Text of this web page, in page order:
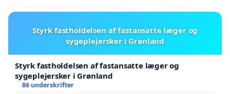
Styrk fastholdelsen af fastansatte læger og
sygeplejersker i Grønland
Styrk fastholdelsen af fastansatte læger og
sygeplejersker i Grønland
86 underskrifter